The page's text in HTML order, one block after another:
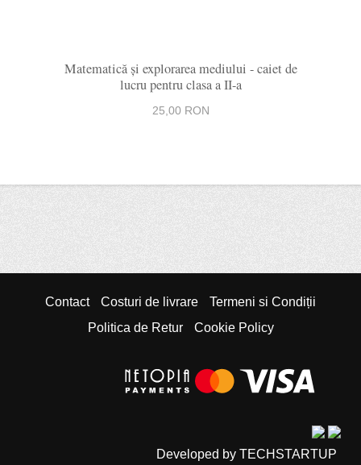
Matematică și explorarea mediului - caiet de
lucru pentru clasa a II-a
25,00 RON
Contact Costuri de livrare
Termeni si Condiții
Politica de Retur
Cookie Policy
Developed by TECHSTARTUP